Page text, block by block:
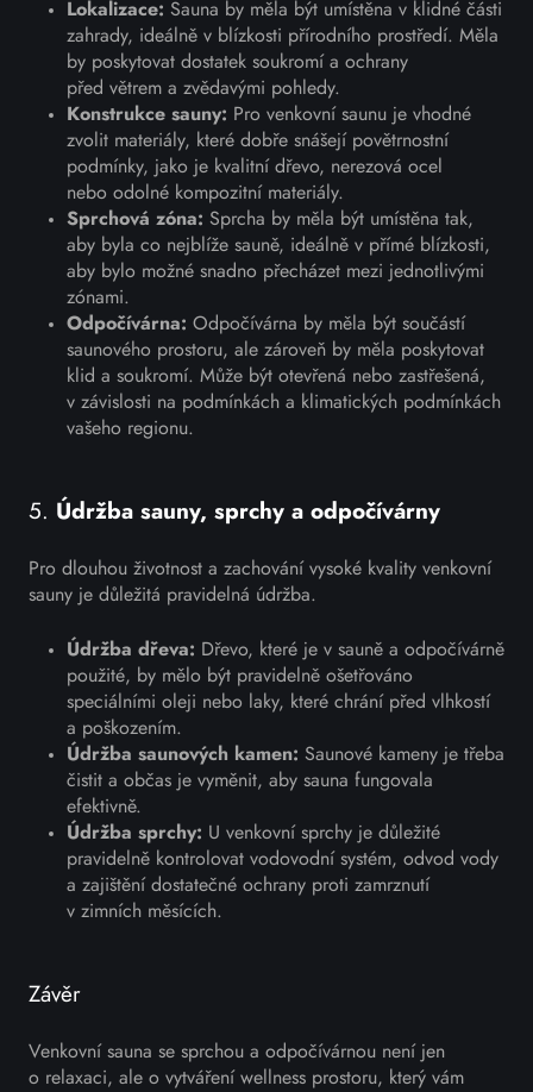
Lokalizace: Sauna by měla být umístěna v klidné části
zahrady, ideálně v blízkosti přírodního prostředí. Měla
by poskytovat dostatek soukromí a ochrany
před větrem a zvědavými pohledy.
Konstrukce sauny: Pro venkovní saunu je vhodné
zvolit materiály, které dobře snášejí povětrnostní
podmínky, jako je kvalitní dřevo, nerezová ocel
nebo odolné kompozitní materiály.
Sprchová zóna: Sprcha by měla být umístěna tak,
aby byla co nejblíže sauně, ideálně v přímé blízkosti,
aby bylo možné snadno přecházet mezi jednotlivými
zónami.
Odpočívárna: Odpočívárna by měla být součástí
saunového prostoru, ale zároveň by měla poskytovat
klid a soukromí. Může být otevřená nebo zastřešená,
v závislosti na podmínkách a klimatických podmínkách
vašeho regionu.
5. Údržba sauny, sprchy a odpočívárny
Pro dlouhou životnost a zachování vysoké kvality venkovní
sauny je důležitá pravidelná údržba.
Údržba dřeva: Dřevo, které je v sauně a odpočívárně
použité, by mělo být pravidelně ošetřováno
speciálními oleji nebo laky, které chrání před vlhkostí
a poškozením.
Údržba saunových kamen: Saunové kameny je třeba
čistit a občas je vyměnit, aby sauna fungovala
efektivně.
Údržba sprchy: U venkovní sprchy je důležité
pravidelně kontrolovat vodovodní systém, odvod vody
a zajištění dostatečné ochrany proti zamrznutí
v zimních měsících.
Závěr
Venkovní sauna se sprchou a odpočívárnou není jen
o relaxaci, ale o vytváření wellness prostoru, který vám